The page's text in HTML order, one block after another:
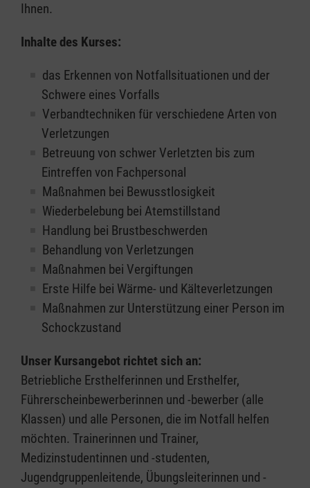
Ihnen.
Inhalte des Kurses:
das Erkennen von Notfallsituationen und der
Schwere eines Vorfalls
Verbandtechniken für verschiedene Arten von
Verletzungen
Betreuung von schwer Verletzten bis zum
Eintreffen von Fachpersonal
Maßnahmen bei Bewusstlosigkeit
Wiederbelebung bei Atemstillstand
Handlung bei Brustbeschwerden
Behandlung von Verletzungen
Maßnahmen bei Vergiftungen
Erste Hilfe bei Wärme- und Kälteverletzungen
Maßnahmen zur Unterstützung einer Person im
Schockzustand
Unser Kursangebot richtet sich an:
Betriebliche Ersthelferinnen und Ersthelfer,
Führerscheinbewerberinnen und -bewerber (alle
Klassen) und alle Personen, die im Notfall helfen
möchten. Trainerinnen und Trainer,
Medizinstudentinnen und -studenten,
Jugendgruppenleitende, Übungsleiterinnen und -